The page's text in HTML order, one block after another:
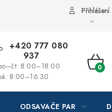
Přihlášení
+420 777 080
937
8:00–18:00
8:00–16:30
ODSAVAČE PAR